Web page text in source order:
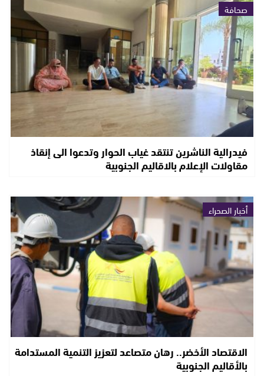
صحافة
فيدرالية الناشرين تنتقد غياب الحوار وتدعوا الى إنقاذ
مقاولات الإعلام بالاقاليم الجنوبية
أخبار الصحراء
الاقتصاد الأخضر.. رهان متصاعد لتعزيز التنمية المستدامة
بالأقاليم الجنوبية